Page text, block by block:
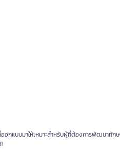
แบบมาให้เหมาะสำหรับผู้ที่ต้องการพัฒนาทัก